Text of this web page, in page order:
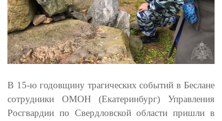
В 15-ю годовщину трагических событий в Беслане
сотрудники ОМОН (Екатеринбург) Управления
Росгвардии по Свердловской области пришли в